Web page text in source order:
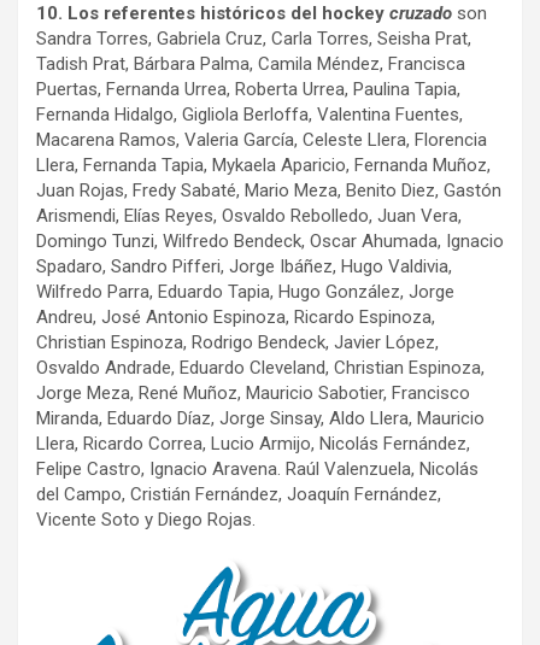
10. Los referentes históricos del hockey cruzado son
Sandra Torres, Gabriela Cruz, Carla Torres, Seisha Prat,
Tadish Prat, Bárbara Palma, Camila Méndez, Francisca
Puertas, Fernanda Urrea, Roberta Urrea, Paulina Tapia,
Fernanda Hidalgo, Gigliola Berloffa, Valentina Fuentes,
Macarena Ramos, Valeria García, Celeste Llera, Florencia
Llera, Fernanda Tapia, Mykaela Aparicio, Fernanda Muñoz,
Juan Rojas, Fredy Sabaté, Mario Meza, Benito Diez, Gastón
Arismendi, Elías Reyes, Osvaldo Rebolledo, Juan Vera,
Domingo Tunzi, Wilfredo Bendeck, Oscar Ahumada, Ignacio
Spadaro, Sandro Pifferi, Jorge Ibáñez, Hugo Valdivia,
Wilfredo Parra, Eduardo Tapia, Hugo González, Jorge
Andreu, José Antonio Espinoza, Ricardo Espinoza,
Christian Espinoza, Rodrigo Bendeck, Javier López,
Osvaldo Andrade, Eduardo Cleveland, Christian Espinoza,
Jorge Meza, René Muñoz, Mauricio Sabotier, Francisco
Miranda, Eduardo Díaz, Jorge Sinsay, Aldo Llera, Mauricio
Llera, Ricardo Correa, Lucio Armijo, Nicolás Fernández,
Felipe Castro, Ignacio Aravena. Raúl Valenzuela, Nicolás
del Campo, Cristián Fernández, Joaquín Fernández,
Vicente Soto y Diego Rojas.